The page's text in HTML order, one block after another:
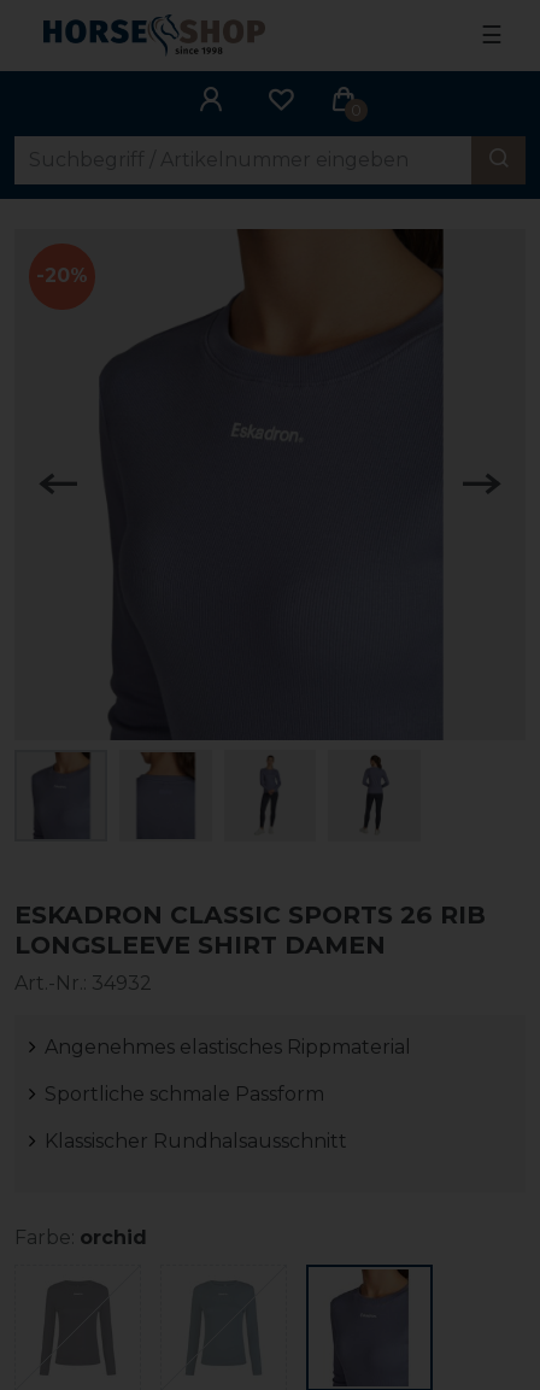
☰
0
-20%
ESKADRON CLASSIC SPORTS 26 RIB
LONGSLEEVE SHIRT DAMEN
Art.-Nr.: 34932
Angenehmes elastisches Rippmaterial
Sportliche schmale Passform
Klassischer Rundhalsausschnitt
Farbe: orchid